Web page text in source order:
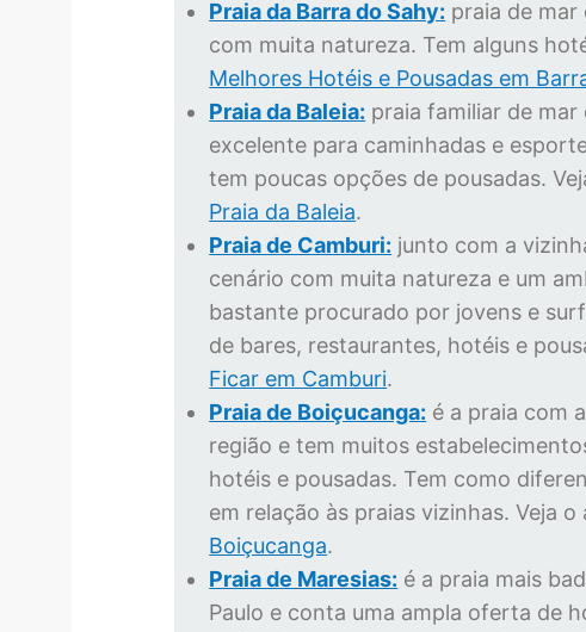
Praia da Barra do Sahy: praia de mar
com muita natureza. Tem alguns
Melhores Hotéis e Pousadas em
Praia da Baleia: praia familiar de mar
excelente para caminhadas e
tem poucas opções de pousadas.
Praia da Baleia.
Praia de Camburi: junto com a
cenário com muita natureza e um
bastante procurado por jovens e
de bares, restaurantes, hotéis e
Ficar em Camburi.
Praia de Boiçucanga: é a praia com
região e tem muitos
hotéis e pousadas. Tem como
em relação às praias vizinhas. Veja o
Boiçucanga.
Praia de Maresias: é a praia mais
Paulo e conta uma ampla oferta de